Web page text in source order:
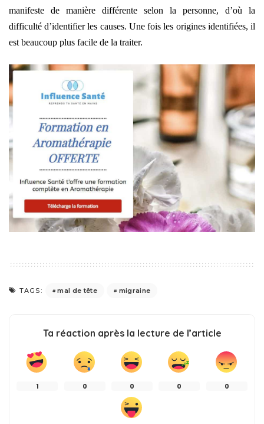
manifeste de manière différente selon la personne, d’où la
difficulté d’identifier les causes. Une fois les origines identifiées, il
est beaucoup plus facile de la traiter.
TAGS: mal de tête migraine
Ta réaction après la lecture de l’article
1 0 0 0 0